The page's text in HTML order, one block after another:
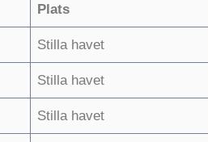
Plats
Stilla havet
Stilla havet
Stilla havet